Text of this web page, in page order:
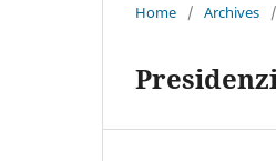
Home / Archives /